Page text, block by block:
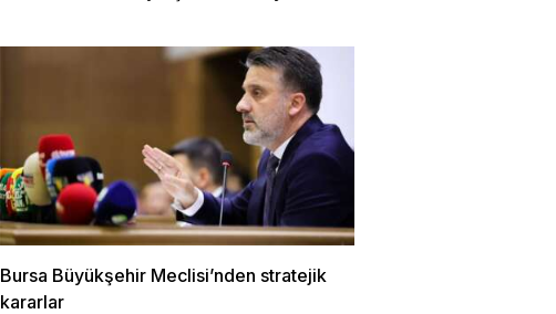
Bursa Büyükşehir Meclisi’nden stratejik
kararlar